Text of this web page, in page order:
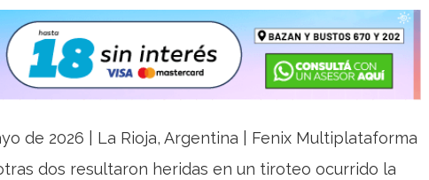
de 2026 | La Rioja, Argentina | Fenix Multiplataforma
dos resultaron heridas en un tiroteo ocurrido la